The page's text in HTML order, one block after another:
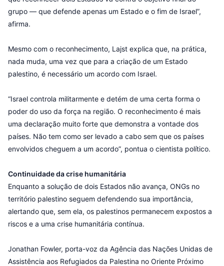
grupo — que defende apenas um Estado e o fim de Israel”,
afirma.
Mesmo com o reconhecimento, Lajst explica que, na prática,
nada muda, uma vez que para a criação de um Estado
palestino, é necessário um acordo com Israel.
“Israel controla militarmente e detém de uma certa forma o
poder do uso da força na região. O reconhecimento é mais
uma declaração muito forte que demonstra a vontade dos
países. Não tem como ser levado a cabo sem que os países
envolvidos cheguem a um acordo”, pontua o cientista político.
Continuidade da crise humanitária
Enquanto a solução de dois Estados não avança, ONGs no
território palestino seguem defendendo sua importância,
alertando que, sem ela, os palestinos permanecem expostos a
riscos e a uma crise humanitária contínua.
Jonathan Fowler, porta-voz da Agência das Nações Unidas de
Assistência aos Refugiados da Palestina no Oriente Próximo